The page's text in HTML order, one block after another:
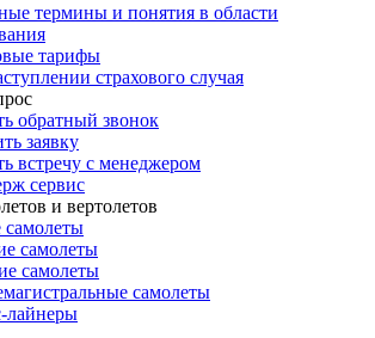
термины и понятия в области
тарифы
страхового случая
обратный звонок
заявку
встречу с менеджером
сервис
и вертолетов
самолеты
самолеты
самолеты
лайнеры